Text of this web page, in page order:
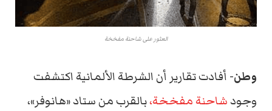
العثور على شاحنة مفخخة
وطن- أفادت تقارير أن الشرطة الألمانية اكتشفت
وجودشاحنة مفخخة،بالقرب من ستاد «هانوفر»،